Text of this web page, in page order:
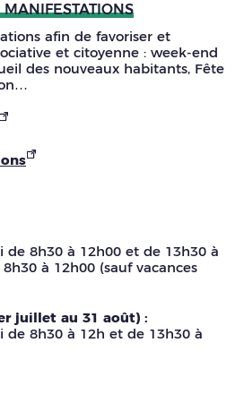
afin de favoriser et
et citoyenne : week-end
des nouveaux habitants, Fête
8h30 à 12h00 et de 13h30 à
à 12h00 (sauf vacances
juillet au 31 août) :
8h30 à 12h et de 13h30 à